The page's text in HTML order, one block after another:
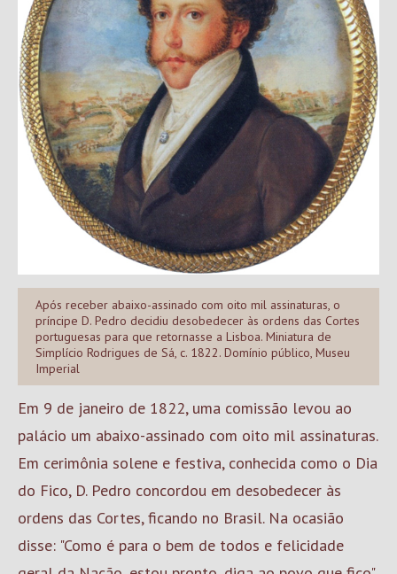
Após receber abaixo-assinado com oito mil assinaturas, o
príncipe D. Pedro decidiu desobedecer às ordens das Cortes
portuguesas para que retornasse a Lisboa. Miniatura de
Simplício Rodrigues de Sá, c. 1822. Domínio público, Museu
Imperial
Em 9 de janeiro de 1822, uma comissão levou ao
palácio um abaixo-assinado com oito mil assinaturas.
Em cerimônia solene e festiva, conhecida como o Dia
do Fico, D. Pedro concordou em desobedecer às
ordens das Cortes, ficando no Brasil. Na ocasião
disse: "Como é para o bem de todos e felicidade